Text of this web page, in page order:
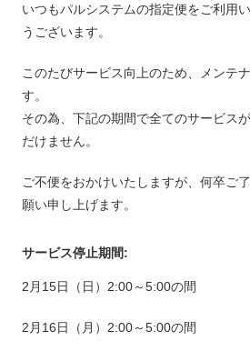
いつもパルシステムの指定便をご利用
うございます。
このたびサービス向上のため、メンテ
す。
その為、下記の期間で全てのサービス
だけません。
ご不便をおかけいたしますが、何卒ご
願い申し上げます。
サービス停止期間:
2月15日（日）2:00～5:00の間
2月16日（月）2:00～5:00の間